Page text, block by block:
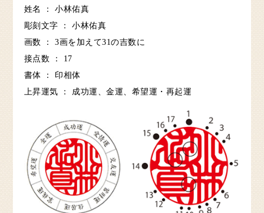
姓名 ： 小林佑真
彫刻文字 ： 小林佑真
画数 ： 3画を加えて31の吉数に
接点数 ： 17
書体 ： 印相体
上昇運気 ： 成功運、金運、希望運・再起運